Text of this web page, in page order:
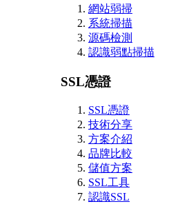
網站弱掃
系統掃描
源碼檢測
認識弱點掃描
SSL憑證
SSL憑證
技術分享
方案介紹
品牌比較
儲值方案
SSL工具
認識SSL